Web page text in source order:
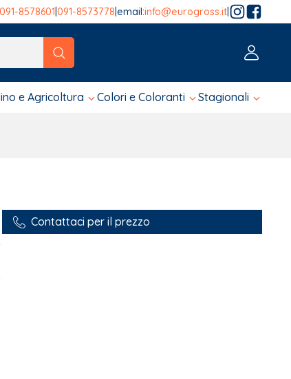
091-8578601 091-8573778 email:info@eurogross.it
e Agricoltura Colori e Coloranti Stagionali
Contattaci per il prezzo